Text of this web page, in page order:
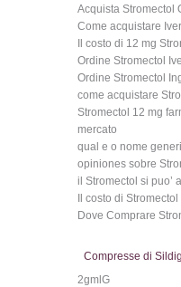
Acquista Stromectol
Come acquistare
Il costo di 12 mg
Ordine Stromectol
Ordine Stromectol
come acquistare
Stromectol 12 mg
mercato
qual e o nome
opiniones sobre
il Stromectol si puo’
Il costo di
Dove Comprare
Compresse di
2gmlG